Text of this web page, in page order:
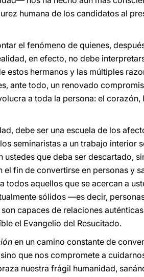
humana de los candidatos al
el fenómeno de quienes,
en efecto, no debe
estos hermanos y las múltiples
ante todo, un renovado
a toda la persona: el corazón,
debe ser una escuela de los
seminaristas a un trabajo interior
que deba ser descartado,
fin de convertirse en personas y
todos aquellos que se acercan a
sólidos —es decir,
capaces de relaciones
el Evangelio del Resucitado.
en un camino constante de
que nos compromete a
nuestra frágil humanidad,